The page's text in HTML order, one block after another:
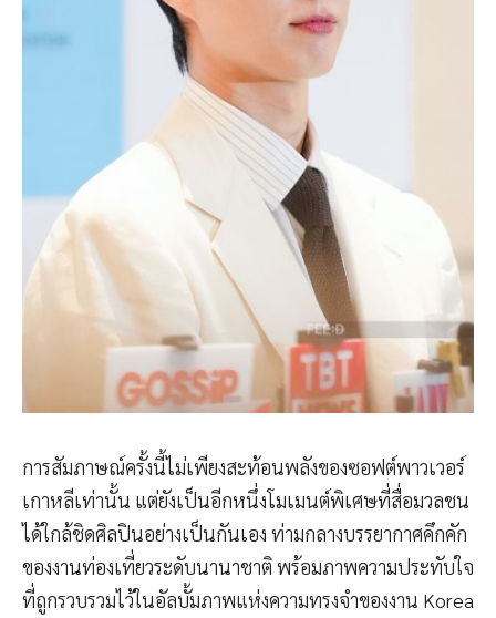
การสัมภาษณ์ครั้งนี้ไม่เพียงสะท้อนพลังของซอฟต์พาวเวอร์
เกาหลีเท่านั้น แต่ยังเป็นอีกหนึ่งโมเมนต์พิเศษที่สื่อมวลชน
ได้ใกล้ชิดศิลปินอย่างเป็นกันเอง ท่ามกลางบรรยากาศคึกคัก
ของงานท่องเที่ยวระดับนานาชาติ พร้อมภาพความประทับใจ
ที่ถูกรวบรวมไว้ในอัลบั้มภาพแห่งความทรงจำของงาน Korea